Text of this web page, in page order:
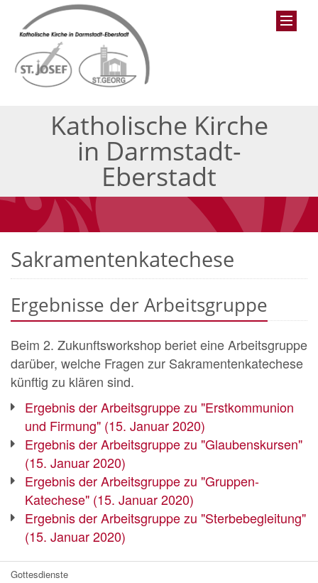
Katholische Kirche
in Darmstadt-
Eberstadt
Sakramentenkatechese
Ergebnisse der Arbeitsgruppe
Beim 2. Zukunftsworkshop beriet eine Arbeitsgruppe
darüber, welche Fragen zur Sakramentenkatechese
künftig zu klären sind.
Ergebnis der Arbeitsgruppe zu "Erstkommunion
und Firmung" (15. Januar 2020)
Ergebnis der Arbeitsgruppe zu "Glaubenskursen"
(15. Januar 2020)
Ergebnis der Arbeitsgruppe zu "Gruppen-
Katechese" (15. Januar 2020)
Ergebnis der Arbeitsgruppe zu "Sterbebegleitung"
(15. Januar 2020)
Gottesdienste